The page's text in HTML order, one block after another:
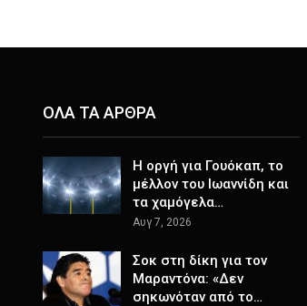
ΟΛΑ ΤΑ ΑΡΘΡΑ
Η οργή για Γουόκαπ, το
μέλλον του Ιωαννίδη και
τα χαμόγελα…
Αυγ 7, 2026
Σοκ στη δίκη για τον
Μαραντόνα: «Δεν
σηκωνόταν από το…